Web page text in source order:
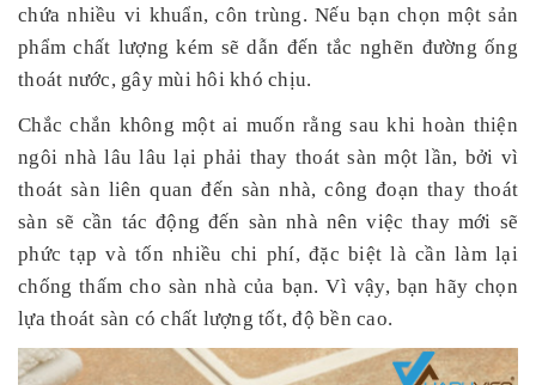
chứa nhiều vi khuẩn, côn trùng. Nếu bạn chọn một sản
phẩm chất lượng kém sẽ dẫn đến tắc nghẽn đường ống
thoát nước, gây mùi hôi khó chịu.
Chắc chắn không một ai muốn rằng sau khi hoàn thiện
ngôi nhà lâu lâu lại phải thay thoát sàn một lần, bởi vì
thoát sàn liên quan đến sàn nhà, công đoạn thay thoát
sàn sẽ cần tác động đến sàn nhà nên việc thay mới sẽ
phức tạp và tốn nhiều chi phí, đặc biệt là cần làm lại
chống thấm cho sàn nhà của bạn. Vì vậy, bạn hãy chọn
lựa thoát sàn có chất lượng tốt, độ bền cao.